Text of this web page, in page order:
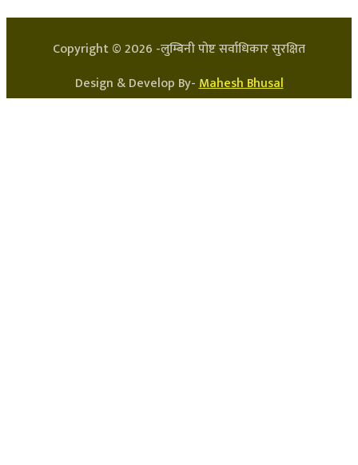
Copyright ©2026 -लुम्बिनी पोष्ट सर्वाधिकार सुरक्षित
Design & Develop By-Mahesh Bhusal